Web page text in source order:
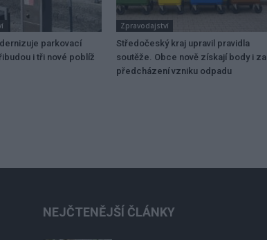
parkovací
i tři nové poblíž
Zpravodajství
Středočeský kraj upravil pravidla
soutěže. Obce nově získají body i za
předcházení vzniku odpadu
NEJČTENĚJŠÍ ČLÁNKY